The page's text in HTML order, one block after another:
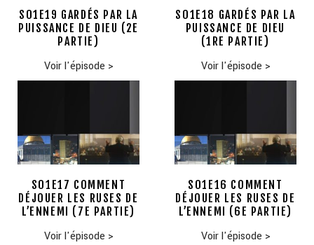
S01E19 GARDÉS PAR LA
PUISSANCE DE DIEU (2E
PARTIE)
Voir l'épisode >
S01E18 GARDÉS PAR LA
PUISSANCE DE DIEU
(1RE PARTIE)
Voir l'épisode >
S01E17 COMMENT
DÉJOUER LES RUSES DE
L’ENNEMI (7E PARTIE)
Voir l'épisode >
S01E16 COMMENT
DÉJOUER LES RUSES DE
L’ENNEMI (6E PARTIE)
Voir l'épisode >